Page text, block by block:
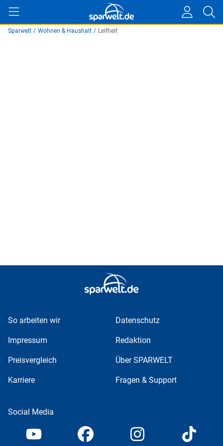
Sparwelt / Wohnen & Haushalt / Leifheit
So arbeiten wir Datenschutz
Impressum Redaktion
Preisvergleich Über SPARWELT
Karriere Fragen & Support
Social Media